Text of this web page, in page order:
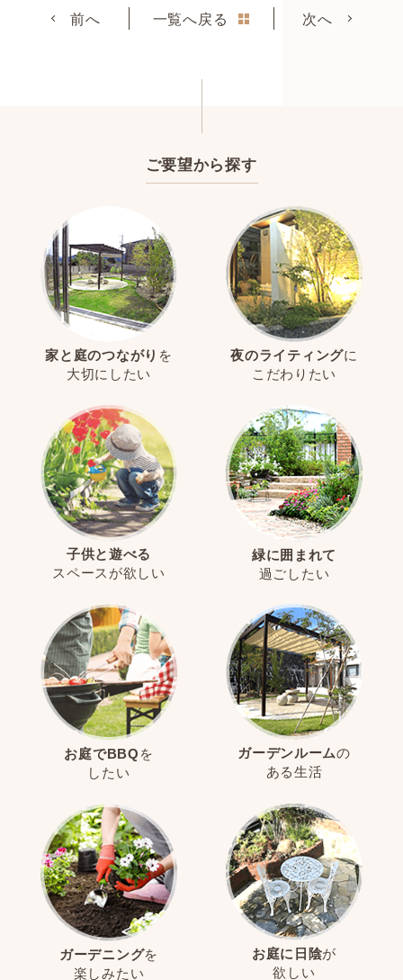
前へ 一覧へ戻る 次へ
ご要望から探す
家と庭のつながり を
大切にしたい
夜のライティングに
こだわりたい
子供と遊べる
スペースが欲しい
緑に囲まれて
過ごしたい
お庭でBBQ を
したい
ガーデンルームの
ある生活
ガーデニングを
楽しみたい
お庭に日陰が
欲しい